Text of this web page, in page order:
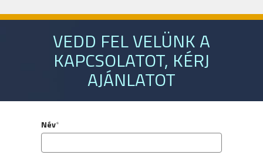
VEDD FEL VELÜNK A
KAPCSOLATOT, KÉRJ
AJÁNLATOT
Név*